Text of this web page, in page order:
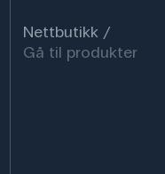
Nettbutikk
Gå til produkter